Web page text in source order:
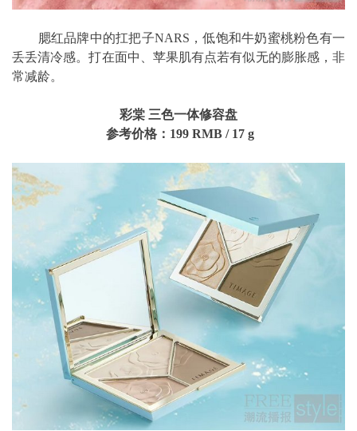
腮红品牌中的扛把子NARS，低饱和牛奶蜜桃粉色有一
丢丢清冷感。打在面中、苹果肌有点若有似无的膨胀感，非
常减龄。
彩棠 三色一体修容盘
参考价格：199 RMB / 17 g